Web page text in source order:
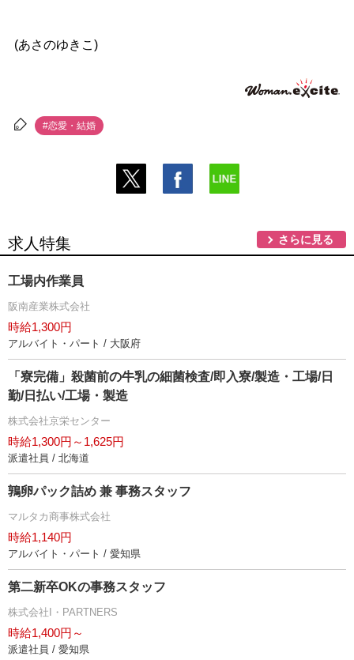
(あさのゆきこ)
#恋愛・結婚
求人特集 さらに見る
工場内作業員
阪南産業株式会社
時給1,300円
アルバイト・パート / 大阪府
「寮完備」殺菌前の牛乳の細菌検査/即入寮/製造・工場/日
勤/日払い/工場・製造
株式会社京栄センター
時給1,300円～1,625円
派遣社員 / 北海道
鶉卵パック詰め 兼 事務スタッフ
マルタカ商事株式会社
時給1,140円
アルバイト・パート / 愛知県
第二新卒OKの事務スタッフ
株式会社I・PARTNERS
時給1,400円～
派遣社員 / 愛知県